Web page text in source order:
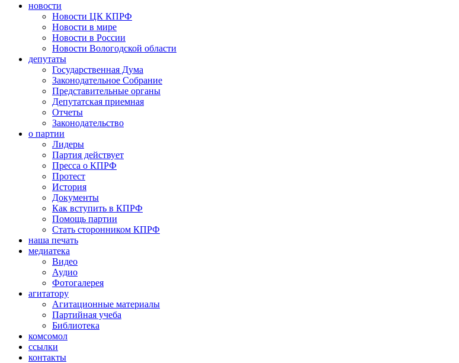
новости
Новости ЦК КПРФ
Новости в мире
Новости в России
Новости Вологодской области
депутаты
Государственная Дума
Законодательное Собрание
Представительные органы
Депутатская приемная
Отчеты
Законодательство
о партии
Лидеры
Партия действует
Пресса о КПРФ
Протест
История
Документы
Как вступить в КПРФ
Помощь партии
Стать сторонником КПРФ
наша печать
медиатека
Видео
Аудио
Фотогалерея
агитатору
Агитационные материалы
Партийная учеба
Библиотека
комсомол
ссылки
контакты